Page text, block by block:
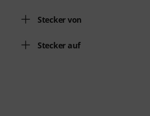
Stecker von
Stecker auf